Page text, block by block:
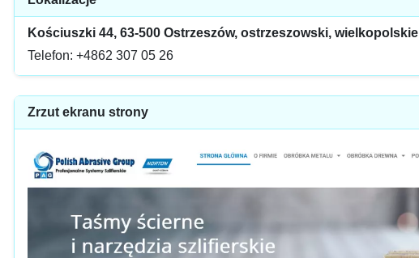
Kościuszki 44, 63-500 Ostrzeszów, ostrzeszowski, wielkopolskie
Telefon: +4862 307 05 26
Zrzut ekranu strony